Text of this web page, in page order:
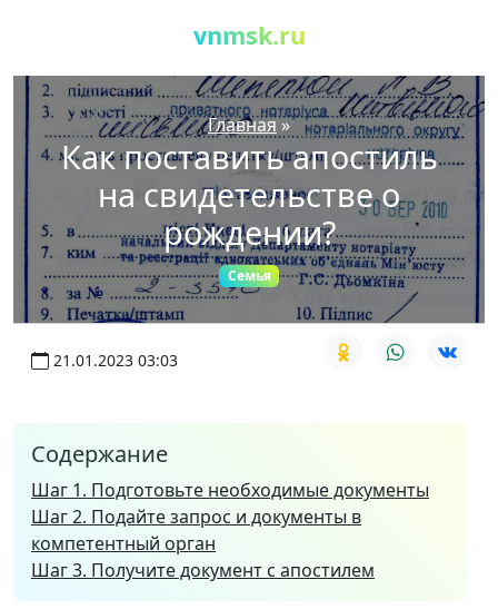
vnmsk.ru
Главная»
Как поставить апостиль
на свидетельстве о
рождении?
Семья
21.01.2023 03:03
Содержание
Шаг 1. Подготовьте необходимые документы
Шаг 2. Подайте запрос и документы в
компетентный орган
Шаг 3. Получите документ с апостилем